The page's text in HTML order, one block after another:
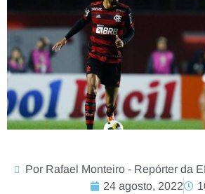
Por Rafael Monteiro - Repórter da
24 agosto, 2022